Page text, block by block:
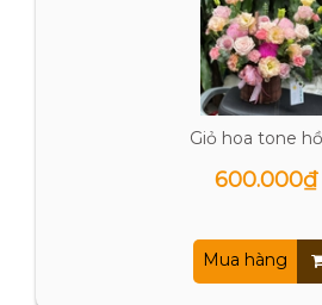
Giỏ hoa tone
600.000₫
Mua hàng